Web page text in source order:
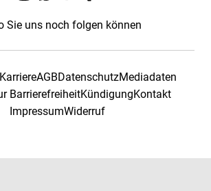
Sie uns noch folgen können
AGBDatenschutzMediadaten
BarrierefreiheitKündigungKontakt
ImpressumWiderruf